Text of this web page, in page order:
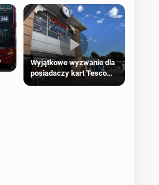
świecie
Wyjątkowe wyzwanie dla
posiadaczy kart Tesco
Clubcard!